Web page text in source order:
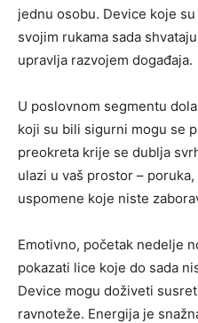
jednu osobu. Device koje
svojim rukama sada
upravlja razvojem događaja.
U poslovnom segmentu
koji su bili sigurni mogu se
preokreta krije se dublja
ulazi u vaš prostor –
uspomene koje niste
Emotivno, početak nedelje
pokazati lice koje do sada
Device mogu doživeti
ravnoteže. Energija je